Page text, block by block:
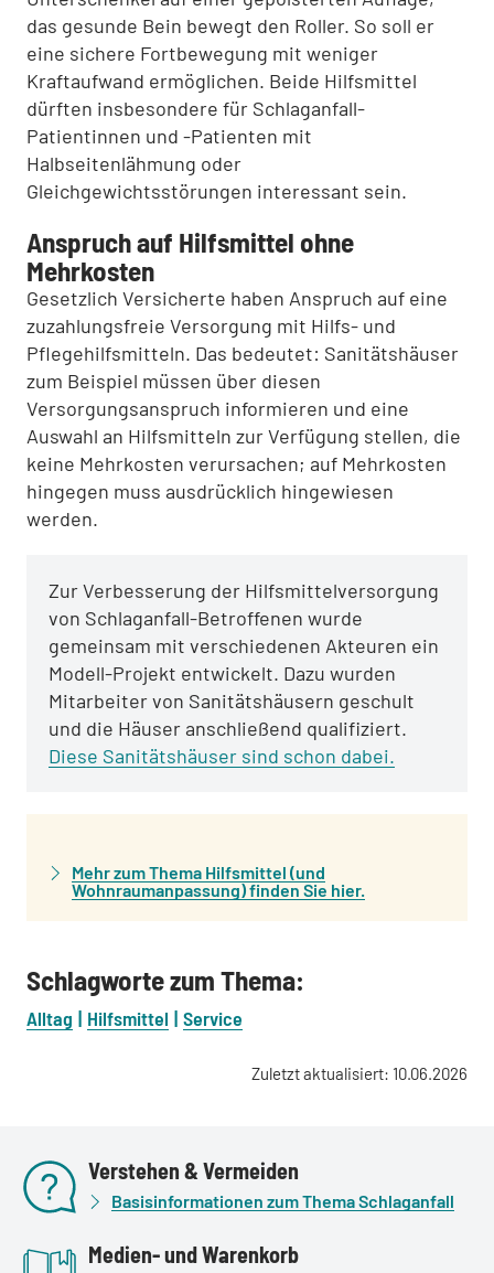
das gesunde Bein bewegt den Roller. So soll er
eine sichere Fortbewegung mit weniger
Kraftaufwand ermöglichen. Beide Hilfsmittel
dürften insbesondere für Schlaganfall-
Patientinnen und -Patienten mit
Halbseitenlähmung oder
Gleichgewichtsstörungen interessant sein.
Anspruch auf Hilfsmittel ohne
Mehrkosten
Gesetzlich Versicherte haben Anspruch auf eine
zuzahlungsfreie Versorgung mit Hilfs- und
Pflegehilfsmitteln. Das bedeutet: Sanitätshäuser
zum Beispiel müssen über diesen
Versorgungsanspruch informieren und eine
Auswahl an Hilfsmitteln zur Verfügung stellen, die
keine Mehrkosten verursachen; auf Mehrkosten
hingegen muss ausdrücklich hingewiesen
werden.
Zur Verbesserung der Hilfsmittelversorgung
von Schlaganfall-Betroffenen wurde
gemeinsam mit verschiedenen Akteuren ein
Modell-Projekt entwickelt. Dazu wurden
Mitarbeiter von Sanitätshäusern geschult
und die Häuser anschließend qualifiziert.
Diese Sanitätshäuser sind schon dabei.
:
Mehr zum Thema Hilfsmittel (und
Wohnraumanpassung) finden Sie hier.
Schlagworte zum Thema:
Alltag Hilfsmittel Service
Zuletzt aktualisiert: 10.06.2026
Verstehen & Vermeiden
Basisinformationen zum Thema Schlaganfall
Medien- und Warenkorb